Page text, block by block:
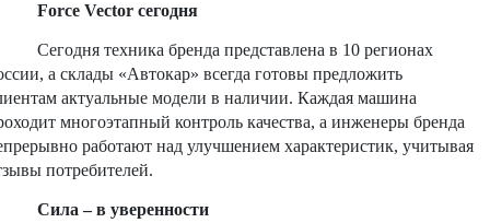
Force Vector сегодня
Сегодня техника бренда представлена в 10 регионах
а склады «Автокар» всегда готовы предложить
актуальные модели в наличии. Каждая машина
многоэтапный контроль качества, а инженеры бренда
работают над улучшением характеристик, учитывая
потребителей.
Сила – в уверенности